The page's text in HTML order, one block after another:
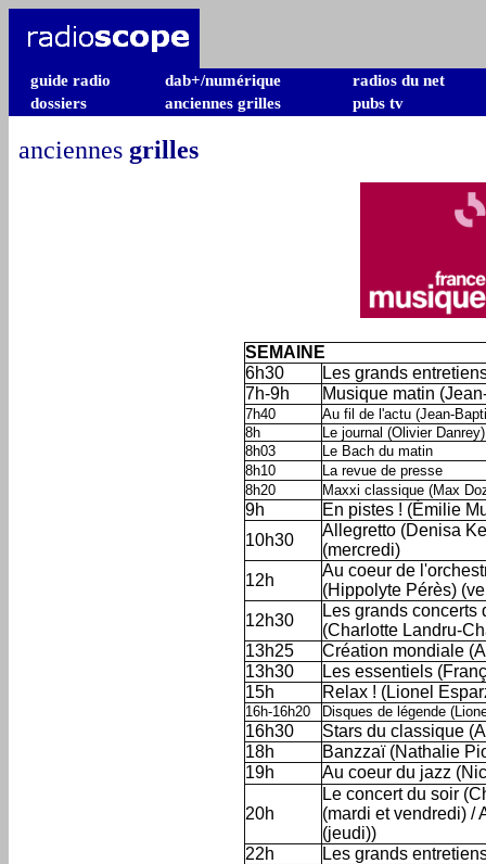
guide radio dab+/numérique
radios du net
dossiers
anciennes grilles pubs tv
anciennes grilles
SEMAINE
6h30
Les grands
7h-9h
Musique matin
7h40
Au fil de l'actu (Jean-
8h
Le journal (Olivier Danrey)
8h03
Le Bach du matin
8h10
La revue de presse
8h20
Maxxi classique (Max
9h
En pistes ! (Émilie
10h30
Allegretto (Denisa
(mercredi)
12h
Au coeur de
(Hippolyte Pérès)
12h30
Les grands
(Charlotte Landru-
13h25
Création mondiale
13h30
Les essentiels
15h
Relax ! (Lionel
16h-16h20 Disques de légende
16h30
Stars du classique
18h
Banzzaï (Nathalie
19h
Au coeur du jazz
20h
Le concert du soir
(mardi et vendredi) /
(jeudi))
22h
Les grands